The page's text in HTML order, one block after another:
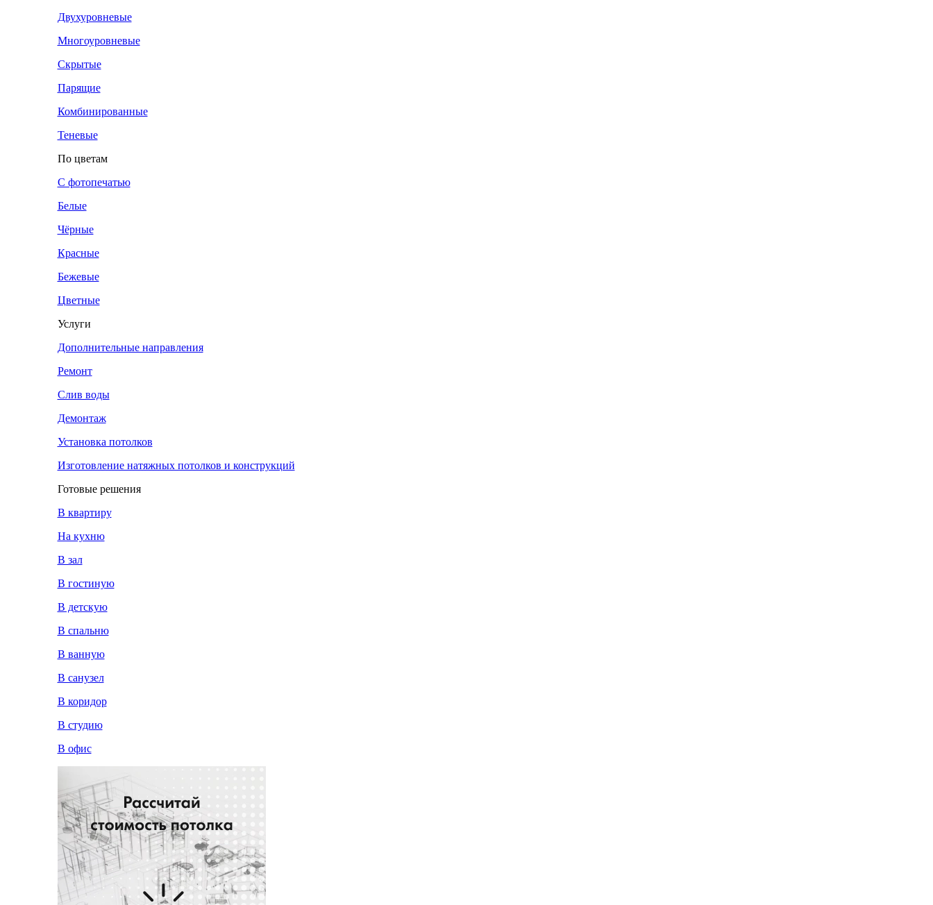
Двухуровневые
Многоуровневые
Скрытые
Парящие
Комбинированные
Теневые
По цветам
С фотопечатью
Белые
Чёрные
Красные
Бежевые
Цветные
Услуги
Дополнительные направления
Ремонт
Слив воды
Демонтаж
Установка потолков
Изготовление натяжных потолков и конструкций
Готовые решения
В квартиру
На кухню
В зал
В гостиную
В детскую
В спальню
В ванную
В санузел
В коридор
В студию
В офис